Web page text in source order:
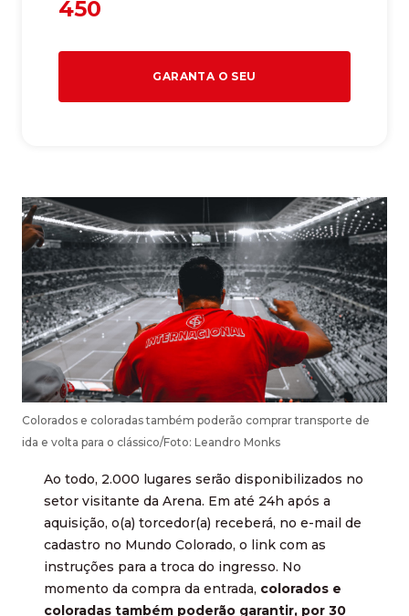
450
GARANTA O SEU
Colorados e coloradas também poderão comprar transporte de
ida e volta para o clássico/Foto: Leandro Monks
Ao todo, 2.000 lugares serão disponibilizados no
setor visitante da Arena. Em até 24h após a
aquisição, o(a) torcedor(a) receberá, no e-mail de
cadastro no Mundo Colorado, o link com as
instruções para a troca do ingresso. No
momento da compra da entrada, colorados e
coloradas também poderão garantir, por 30